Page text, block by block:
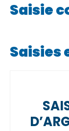
Saisie
Saisies